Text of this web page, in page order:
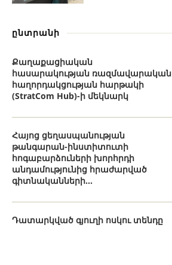
ընտրանի
Քաղաքացիական
հասարակության ռազմավարական
հաղորդակցության հարթակի
(StratCom Hub)-ի մեկնարկ
Հայոց ցեղասպանության
թանգարան-ինստիտուտի
հոգաբարձուների խորհրդի
անդամությունից հրաժարված
գիտնականների...
Դատարկված գյուղի ոսկու տենդը